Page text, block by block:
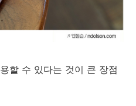
할 수 있다는 것이 큰 장점